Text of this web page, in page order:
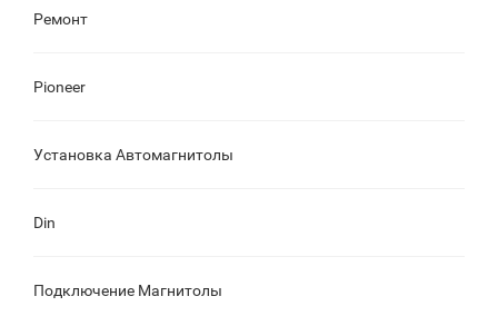
Ремонт
Pioneer
Установка Автомагнитолы
Din
Подключение Магнитолы